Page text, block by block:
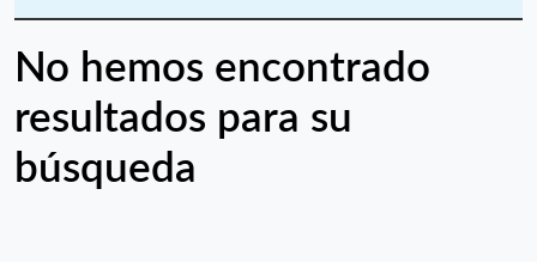
No hemos encontrado
resultados para su
búsqueda